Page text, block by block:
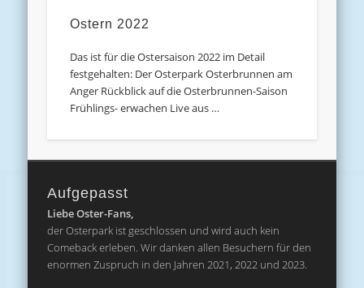
Ostern 2022
Das ist für die Ostersaison 2022 im Detail
festgehalten: Der Osterpark Osterbrunnen am
Anger Rückblick auf die Osterbrunnen-Saison
Frühlings- erwachen Live aus …
Aufgepasst
Liebe Oster-Fans,
der Osterpark ist geschlossen und wird auch kein
Comeback erleben. Wir danken allen Besuchern für den
enormen Zuspruch in den Jahren 2021, 2022 und 2023.